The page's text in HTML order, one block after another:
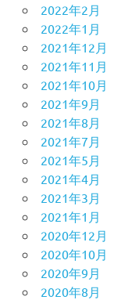
2022年2月
2022年1月
2021年12月
2021年11月
2021年10月
2021年9月
2021年8月
2021年7月
2021年5月
2021年4月
2021年3月
2021年1月
2020年12月
2020年10月
2020年9月
2020年8月